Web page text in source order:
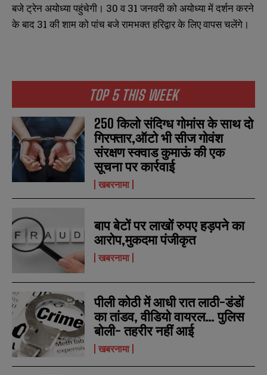
TOP 5 THIS WEEK
250 किलो संदिग्ध गोमांस के साथ दो
गिरफ्तार,ऑटो भी सीज गोवंश
संरक्षण स्क्वाड कुमाऊं की एक
सूचना पर कार्रवाई
खबरनामा
बाप बेटों पर लाखों रुपए हड़पने का
आरोप,मुकदमा पंजीकृत
खबरनामा
पीली कोठी में आधी रात लाठी-डंडों
का तांडव, वीडियो वायरल… पुलिस
बोली- तहरीर नहीं आई
खबरनामा
बजे ट्रेन अयोध्या पहुंचेगी। 30 व 31 जनवरी को अयोध्या में दर्शन करने
के बाद 31 की शाम को पांच बजे रामभक्त हरिद्वार के लिए वापस चलेंगे।